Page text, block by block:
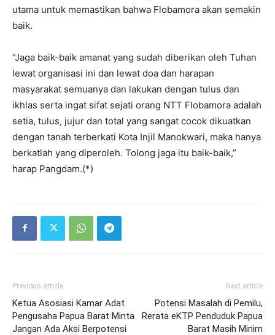
utama untuk memastikan bahwa Flobamora akan semakin
baik.
“Jaga baik-baik amanat yang sudah diberikan oleh Tuhan
lewat organisasi ini dan lewat doa dan harapan
masyarakat semuanya dan lakukan dengan tulus dan
ikhlas serta ingat sifat sejati orang NTT Flobamora adalah
setia, tulus, jujur dan total yang sangat cocok dikuatkan
dengan tanah terberkati Kota Injil Manokwari, maka hanya
berkatlah yang diperoleh. Tolong jaga itu baik-baik,”
harap Pangdam.(*)
Previous article
Ketua Asosiasi Kamar Adat
Pengusaha Papua Barat Minta
Jangan Ada Aksi Berpotensi
Next article
Potensi Masalah di Pemilu,
Rerata eKTP Penduduk Papua
Barat Masih Minim